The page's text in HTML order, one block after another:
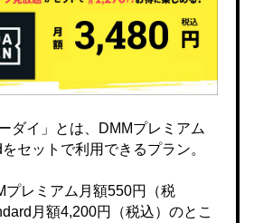
ダイ」とは、DMMプレミアム
セットで利用できるプラン。
プレミアム月額550円（税
月額4,200円（税込）のとこ